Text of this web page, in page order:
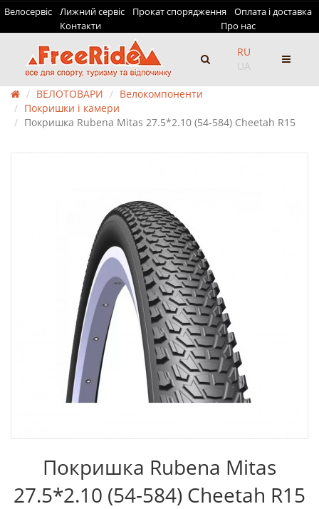
Велосервіс Лижний сервіс Прокат спорядження
Оплата і доставка
Контакти
Про нас
RU
UA
ВЕЛОТОВАРИ
Велокомпоненти
Покришки і камери
Покришка Rubena Mitas 27.5*2.10 (54-584) Cheetah R15
Покришка Rubena Mitas
27.5*2.10 (54-584) Cheetah R15